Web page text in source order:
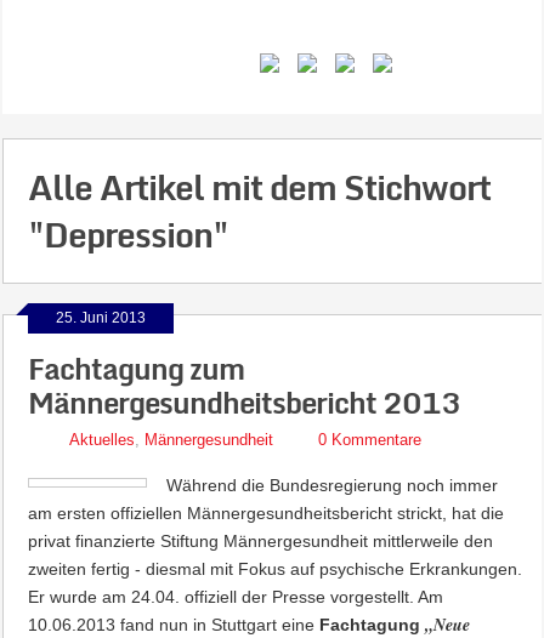
Alle Artikel mit dem Stichwort
"Depression"
25. Juni 2013
Fachtagung zum
Männergesundheitsbericht 2013
Aktuelles, Männergesundheit 0 Kommentare
Während die Bundesregierung noch immer
am ersten offiziellen Männergesundheitsbericht strickt, hat die
privat finanzierte Stiftung Männergesundheit mittlerweile den
zweiten fertig - diesmal mit Fokus auf psychische Erkrankungen.
Er wurde am 24.04. offiziell der Presse vorgestellt. Am
10.06.2013 fand nun in Stuttgart eine Fachtagung „Neue